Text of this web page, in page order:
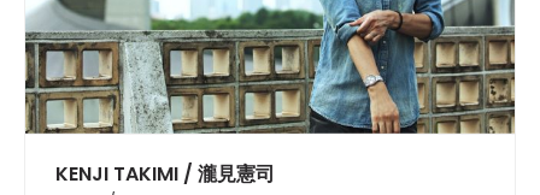
KENJI TAKIMI / 瀧見憲司